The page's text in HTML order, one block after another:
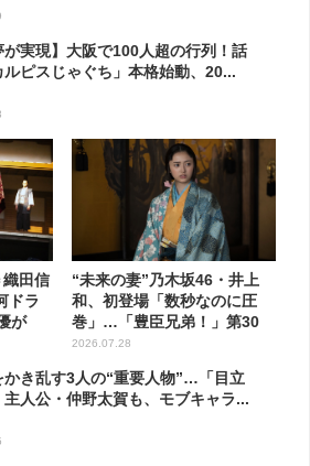
が実現】大阪で100人超の行列！話
ルピスじゃぐち」本格始動、20...
織田信
ドラ
が
“未来の妻”乃木坂46・井上
和、初登場「数秒なのに圧
巻」…「豊臣兄弟！」第30
回...
2026.07.28
かき乱す3人の“重要人物”…「目立
主人公・仲野太賀も、モブキャラ...